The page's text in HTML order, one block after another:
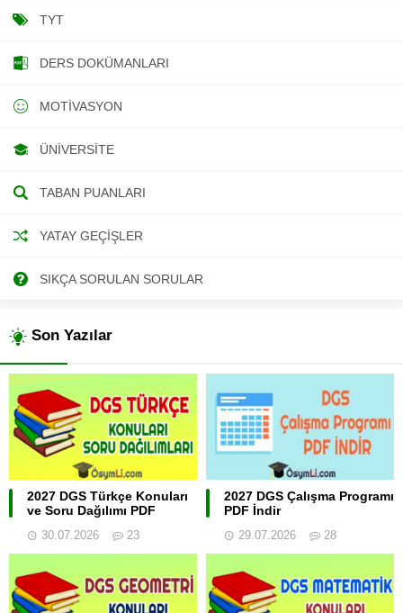
TYT
DERS DOKÜMANLARI
MOTIVASYON
ÜNIVERSITE
TABAN PUANLARI
YATAY GEÇIŞLER
SIKÇA SORULAN SORULAR
Son Yazılar
2027 DGS Türkçe Konuları
ve Soru Dağılımı PDF
30.07.2026 23
2027 DGS Çalışma Programı
PDF İndir
29.07.2026 28